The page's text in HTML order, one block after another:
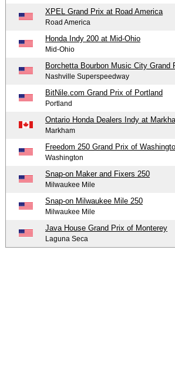
XPEL Grand Prix at Road America
Road America
Honda Indy 200 at Mid-Ohio
Mid-Ohio
Borchetta Bourbon Music City Grand
Nashville Superspeedway
BitNile.com Grand Prix of Portland
Portland
Ontario Honda Dealers Indy at
Markham
Freedom 250 Grand Prix of
Washington
Snap-on Maker and Fixers 250
Milwaukee Mile
Snap-on Milwaukee Mile 250
Milwaukee Mile
Java House Grand Prix of Monterey
Laguna Seca